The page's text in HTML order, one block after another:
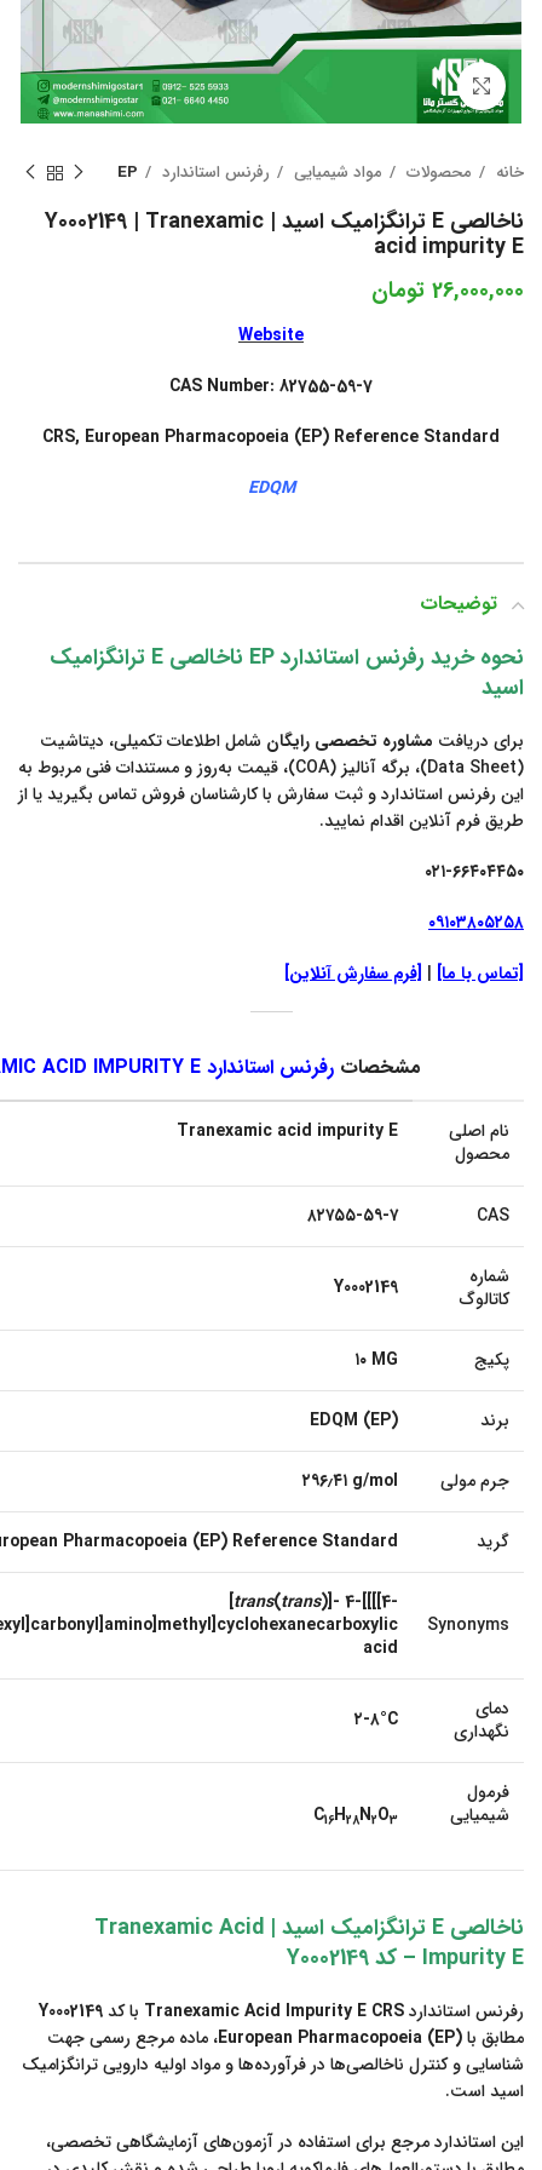
بزرگنمایی تصویر
خانه محصولات مواد شیمیایی رفرنس استاندارد EP
ناخالصی E ترانگزامیک اسید | Y0002149 | Tranexamic
acid impurity E
26,000,000 تومان
Website
CAS Number: 82755-59-7
CRS, European Pharmacopoeia (EP) Reference Standard
EDQM
توضیحات
نحوه خرید رفرنس استاندارد EP ناخالصی E ترانگزامیک
اسید
برای دریافت مشاوره تخصصی رایگان شامل اطلاعات تکمیلی، دیتاشیت
(Data Sheet)، برگه آنالیز (COA)، قیمت به‌روز و مستندات فنی مربوط به
این رفرنس استاندارد و ثبت سفارش با کارشناسان فروش تماس بگیرید یا از
طریق فرم آنلاین اقدام نمایید.
۰۲۱-۶۶۴۰۴۴۵۰
۰۹۱۰۳۸۰۵۲۵۸
[تماس با ما] | [فرم سفارش آنلاین]
مشخصات رفرنس استاندارد TRANEXAMIC ACID IMPURITY E
نام اصلی
محصول
Tranexamic acid impurity E
CAS ۸۲۷۵۵-۵۹-۷
شماره
کاتالوگ
Y0002149
پکیج ۱۰ MG
برند EDQM (EP)
جرم مولی ۲۹۶٫۴۱ g/mol
گرید Pharmacopoeia (EP) Reference Standard
Synonyms
[trans(trans)]- 4-[[[[4-
acid
دمای
نگهداری
۲-۸°C
فرمول
شیمیایی
C16H28N2O3
ناخالصی E ترانگزامیک اسید | Tranexamic Acid
Impurity E – کد Y0002149
رفرنس استانداردTranexamic Acid Impurity E CRS با کدY0002149
مطابق باEuropean Pharmacopoeia (EP)، ماده مرجع رسمی جهت
شناسایی و کنترل ناخالصی‌ها در فرآورده‌ها و مواد اولیه دارویی ترانگزامیک
اسید است.
این استاندارد مرجع برای استفاده در آزمون‌های آزمایشگاهی تخصصی،